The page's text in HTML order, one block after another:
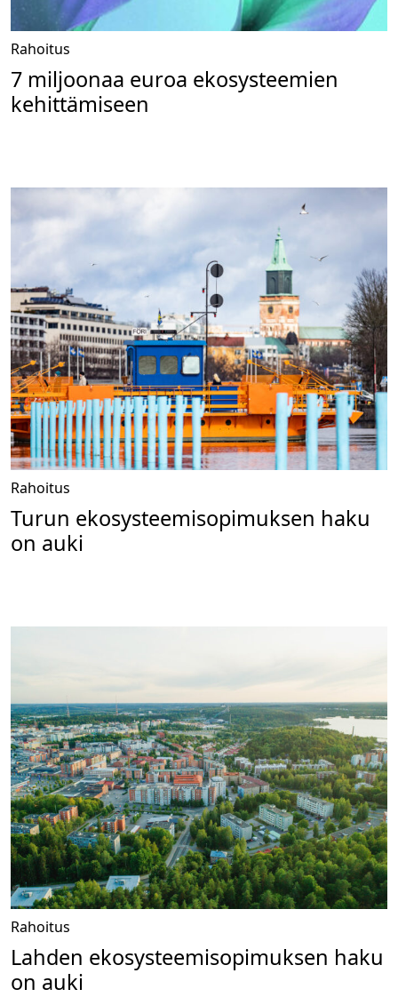
Rahoitus
7 miljoonaa euroa ekosysteemien
kehittämiseen
Rahoitus
Turun ekosysteemisopimuksen haku
on auki
Rahoitus
Lahden ekosysteemisopimuksen haku
on auki